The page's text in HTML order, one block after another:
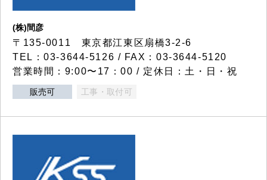
(株)間彦
〒135-0011 東京都江東区扇橋3-2-6
TEL：03-3644-5126 / FAX：03-3644-5120
営業時間：9:00〜17：00 / 定休日：土・日・祝
販売可 工事・取付可